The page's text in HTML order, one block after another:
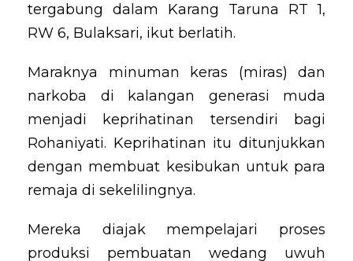
tergabung dalam Karang Taruna RT 1,
RW 6, Bulaksari, ikut berlatih.
Maraknya minuman keras (miras) dan
narkoba di kalangan generasi muda
menjadi keprihatinan tersendiri bagi
Rohaniyati. Keprihatinan itu ditunjukkan
dengan membuat kesibukan untuk para
remaja di sekelilingnya.
Mereka diajak mempelajari proses
produksi pembuatan wedang uwuh